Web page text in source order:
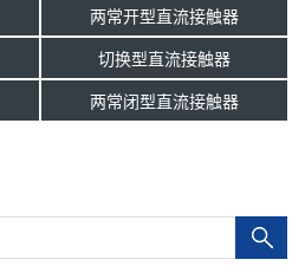
两常开型直流接触器
切换型直流接触器
两常闭型直流接触器